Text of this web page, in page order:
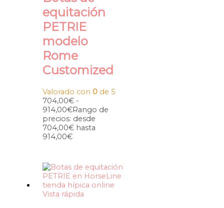
equitación
PETRIE
modelo
Rome
Customized
Valorado con 0 de 5
704,00€ -
914,00€Rango de
precios: desde
704,00€ hasta
914,00€
Vista rápida